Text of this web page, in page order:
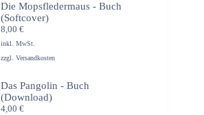
Die Mopsfledermaus - Buch
(Softcover)
8,00 €
inkl. MwSt.
zzgl. Versandkosten
Das Pangolin - Buch
(Download)
4,00 €